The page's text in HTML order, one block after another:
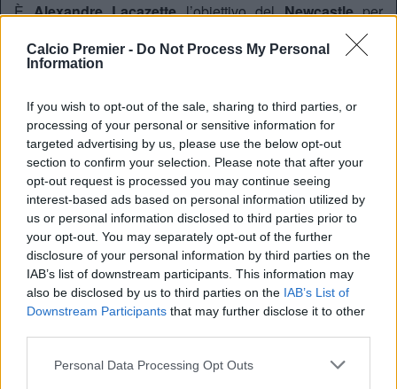
Calcio Premier - Do Not Process My Personal
Information
If you wish to opt-out of the sale, sharing to third parties, or
processing of your personal or sensitive information for
targeted advertising by us, please use the below opt-out
section to confirm your selection. Please note that after your
opt-out request is processed you may continue seeing
interest-based ads based on personal information utilized by
us or personal information disclosed to third parties prior to
your opt-out. You may separately opt-out of the further
disclosure of your personal information by third parties on the
IAB’s list of downstream participants. This information may
also be disclosed by us to third parties on the IAB’s List of
Downstream Participants that may further disclose it to other
Personal Data Processing Opt Outs
ÈAlexandre Lacazettel’obiettivo delNewcastleper
, nonostante una campagna acquisti
faraonica, sono imbrigliati nella lotta per non retrocedere
dallaPremier League
centravanti dell’Olympique Lionecon un’offerta di poco
meno 20 milioni di sterline, 25 in euro.
tuttomercatoweb.com